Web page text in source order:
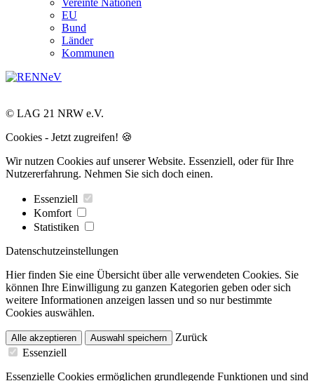
Vereinte Nationen
EU
Bund
Länder
Kommunen
© LAG 21 NRW e.V.
Cookies - Jetzt zugreifen! 🍪
Wir nutzen Cookies auf unserer Website. Essenziell, oder für Ihre
Nutzererfahrung. Nehmen Sie sich doch einen.
Essenziell
Komfort
Statistiken
Datenschutzeinstellungen
Hier finden Sie eine Übersicht über alle verwendeten Cookies. Sie
können Ihre Einwilligung zu ganzen Kategorien geben oder sich
weitere Informationen anzeigen lassen und so nur bestimmte
Cookies auswählen.
Alle akzeptieren Auswahl speichern
Zurück
Essenziell
Essenzielle Cookies ermöglichen grundlegende Funktionen und sind